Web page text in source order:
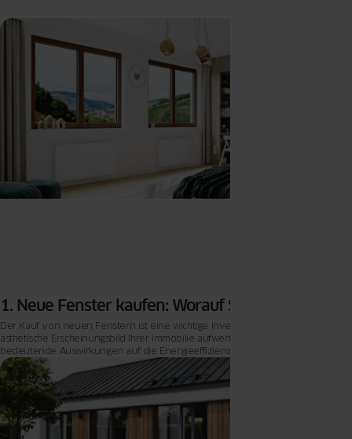
1. Neue Fenster kaufen: Worauf Sie achten sollten
Der Kauf von neuen Fenstern ist eine wichtige Investition, die nicht nur das
ästhetische Erscheinungsbild Ihrer Immobilie aufwertet, sondern auch
bedeutende Auswirkungen auf die Energieeffizienz, den Lärmschutz und die
Sicherheit Ihres Hauses hat.